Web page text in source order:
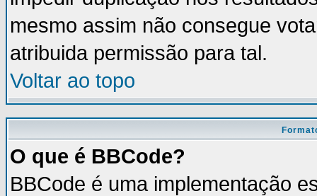
mesmo assim não consegue
atribuida permissão para tal.
Voltar ao topo
O que é BBCode?
BBCode é uma implementação